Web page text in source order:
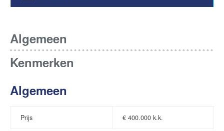
Algemeen
Kenmerken
Algemeen
Prijs € 400.000 k.k.